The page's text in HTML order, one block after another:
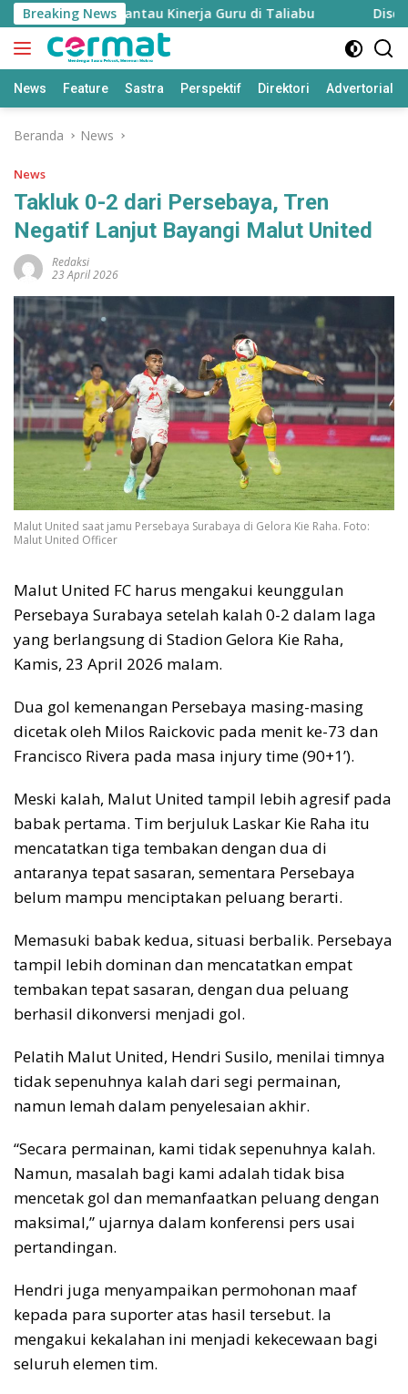
Langsung
ke
konten
Breaking News
untuk Pantau Kinerja Guru di Taliabu Disdik
News Feature Sastra Perspektif Direktori Advertorial
Beranda News
News
Takluk 0-2 dari Persebaya, Tren
Negatif Lanjut Bayangi Malut United
Redaksi
23 April 2026
Malut United saat jamu Persebaya Surabaya di Gelora Kie Raha. Foto:
Malut United Officer
Malut United FC harus mengakui keunggulan
Persebaya Surabaya setelah kalah 0-2 dalam laga
yang berlangsung di Stadion Gelora Kie Raha,
Kamis, 23 April 2026 malam.
Dua gol kemenangan Persebaya masing-masing
dicetak oleh Milos Raickovic pada menit ke-73 dan
Francisco Rivera pada masa injury time (90+1’).
Meski kalah, Malut United tampil lebih agresif pada
babak pertama. Tim berjuluk Laskar Kie Raha itu
mencatatkan tiga tembakan dengan dua di
antaranya tepat sasaran, sementara Persebaya
belum mampu menciptakan peluang berarti.
Memasuki babak kedua, situasi berbalik. Persebaya
tampil lebih dominan dan mencatatkan empat
tembakan tepat sasaran, dengan dua peluang
berhasil dikonversi menjadi gol.
Pelatih Malut United, Hendri Susilo, menilai timnya
tidak sepenuhnya kalah dari segi permainan,
namun lemah dalam penyelesaian akhir.
“Secara permainan, kami tidak sepenuhnya kalah.
Namun, masalah bagi kami adalah tidak bisa
mencetak gol dan memanfaatkan peluang dengan
maksimal,” ujarnya dalam konferensi pers usai
pertandingan.
Hendri juga menyampaikan permohonan maaf
kepada para suporter atas hasil tersebut. Ia
mengakui kekalahan ini menjadi kekecewaan bagi
seluruh elemen tim.